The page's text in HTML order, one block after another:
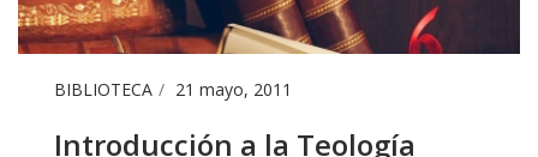
BIBLIOTECA 21 mayo, 2011
Introducción a la Teología